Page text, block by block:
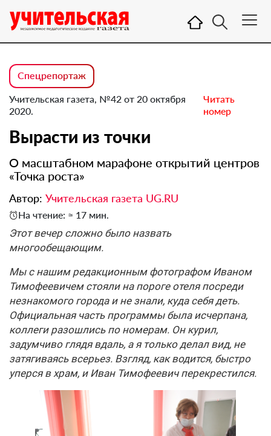
Спецрепортаж
Учительская газета, №42 от 20 октября
2020.
Читать
номер
Вырасти из точки
О масштабном марафоне открытий центров
«Точка роста»
Автор: Учительская газета UG.RU
На чтение: ≈ 17 мин.
Этот вечер сложно было назвать
многообещающим.
Мы с нашим редакционным фотографом Иваном
Тимофеевичем стояли на пороге отеля посреди
незнакомого города и не знали, куда себя деть.
Официальная часть программы была исчерпана,
коллеги разошлись по номерам. Он курил,
задумчиво глядя вдаль, а я только делал вид, не
затягиваясь всерьез. Взгляд, как водится, быстро
уперся в храм, и Иван Тимофеевич перекрестился.